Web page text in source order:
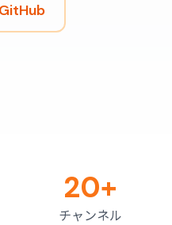
20+
チャンネル